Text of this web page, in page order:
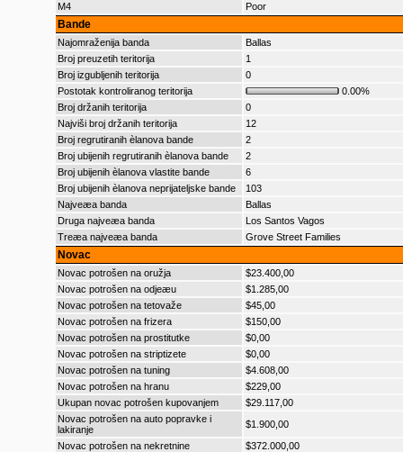
M4
Poor
Bande
Najomraženija banda
Ballas
Broj preuzetih teritorija
1
Broj izgubljenih teritorija
0
Postotak kontroliranog teritorija
0.00%
Broj držanih teritorija
0
Najviši broj držanih teritorija
12
Broj regrutiranih èlanova bande
2
Broj ubijenih regrutiranih èlanova bande
2
Broj ubijenih èlanova vlastite bande
6
Broj ubijenih èlanova neprijateljske bande
103
Najveæa banda
Ballas
Druga najveæa banda
Los Santos Vagos
Treæa najveæa banda
Grove Street Families
Novac
Novac potrošen na oružja
$23.400,00
Novac potrošen na odjeæu
$1.285,00
Novac potrošen na tetovaže
$45,00
Novac potrošen na frizera
$150,00
Novac potrošen na prostitutke
$0,00
Novac potrošen na striptizete
$0,00
Novac potrošen na tuning
$4.608,00
Novac potrošen na hranu
$229,00
Ukupan novac potrošen kupovanjem
$29.117,00
Novac potrošen na auto popravke i
lakiranje
$1.900,00
Novac potrošen na nekretnine
$372.000,00